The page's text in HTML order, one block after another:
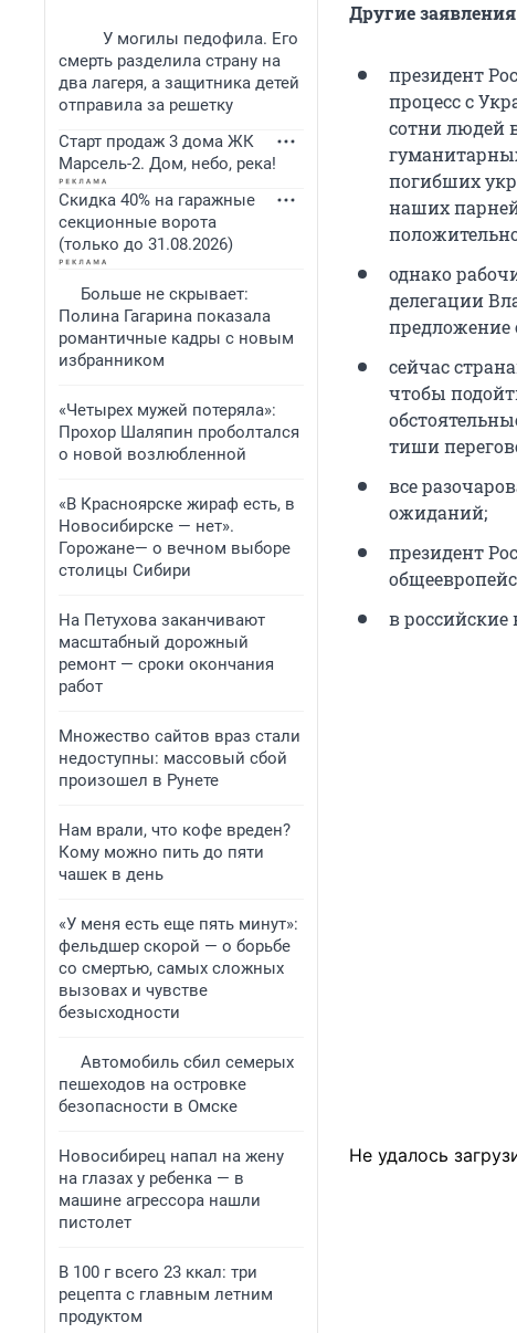
У могилы педофила. Его
смерть разделила страну на
два лагеря, а защитника детей
отправила за решетку
Старт продаж 3 дома ЖК
Марсель-2. Дом, небо, река!
Скидка 40% на гаражные
секционные ворота
(только до 31.08.2026)
Больше не скрывает:
Полина Гагарина показала
романтичные кадры с новым
избранником
«Четырех мужей потеряла»:
Прохор Шаляпин проболтался
о новой возлюбленной
«В Красноярске жираф есть, в
Новосибирске — нет».
Горожане— о вечном выборе
столицы Сибири
На Петухова заканчивают
масштабный дорожный
ремонт — сроки окончания
работ
Множество сайтов враз стали
недоступны: массовый сбой
произошел в Рунете
Нам врали, что кофе вреден?
Кому можно пить до пяти
чашек в день
«У меня есть еще пять минут»:
фельдшер скорой — о борьбе
со смертью, самых сложных
вызовах и чувстве
безысходности
Автомобиль сбил семерых
пешеходов на островке
безопасности в Омске
Новосибирец напал на жену
на глазах у ребенка — в
машине агрессора нашли
пистолет
В 100 г всего 23 ккал: три
рецепта с главным летним
продуктом
Другие
президент
процесс с
сотни людей
погибших
наших
однако
делегации
предложение
сейчас
чтобы
тиши
все
ожиданий;
президент
в
Не удалось